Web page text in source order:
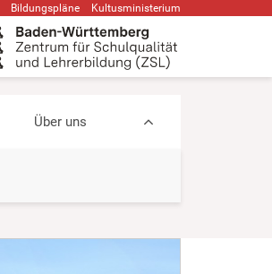
Bildungspläne Kultusministerium
Über uns